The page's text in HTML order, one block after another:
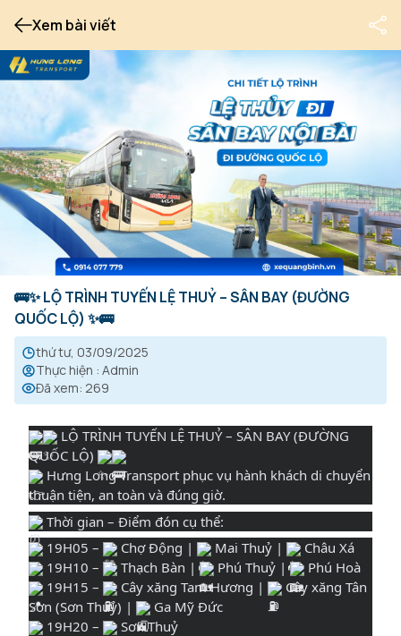
Xem bài viết
🚌✨ LỘ TRÌNH TUYẾN LỆ THUỶ – SÂN BAY (ĐƯỜNG
QUỐC LỘ) ✨🚌
thứ tư, 03/09/2025
Thực hiện : Admin
Đã xem: 269
LỘ TRÌNH TUYẾN LỆ THUỶ – SÂN BAY (ĐƯỜNG
QUỐC LỘ)
Hưng Long Transport phục vụ hành khách di chuyển
thuận tiện, an toàn và đúng giờ.
Thời gian – Điểm đón cụ thể:
19H05 –
Chợ Động | Mai Thuỷ |
Châu Xá
19H10 –
Thạch Bàn | Phú Thuỷ |
Phú Hoà
19H15 –
Cây xăng Tam Hương |
Cây xăng Tân
Sơn (Sơn Thuỷ) |
Ga Mỹ Đức
19H20 –
Sơn Thuỷ